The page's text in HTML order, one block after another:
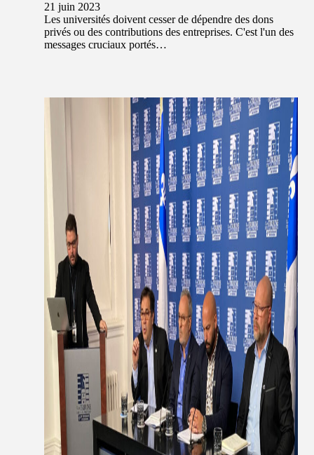
21 juin 2023
Les universités doivent cesser de dépendre des dons
privés ou des contributions des entreprises. C'est l'un des
messages cruciaux portés…